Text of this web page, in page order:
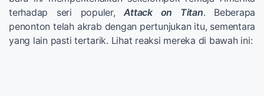
terhadap seri populer,Attack on Titan. Beberapa
penonton telah akrab dengan pertunjukan itu, sementara
yang lain pasti tertarik. Lihat reaksi mereka di bawah ini: